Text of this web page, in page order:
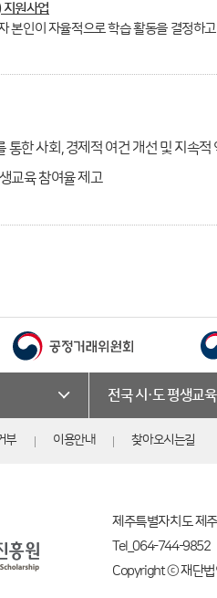
원사업
본인이 자율적으로 학습 활동을 결정하
통한 사회, 경제적 여건 개선 및 지속적
교육 참여율 제고
전국 시·도 평생교
부 이용안내 찾아오시는길
제주특별자치도 제
Tel_064-744-9852
Copyright ⓒ 재단법